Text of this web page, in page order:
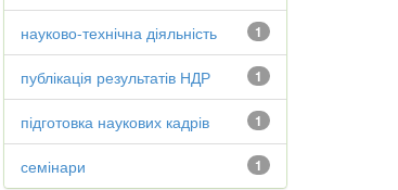
1
науково-технічна діяльність
1
публікація результатів НДР
1
підготовка наукових кадрів
1
семінари